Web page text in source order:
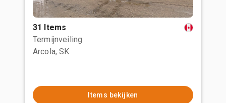
31 Items
Termijnveiling
Arcola, SK
Items bekijken